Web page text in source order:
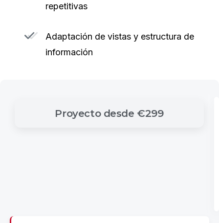
repetitivas
Adaptación de vistas y estructura de
información
Proyecto desde €299